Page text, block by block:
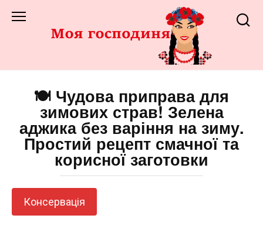
до
🍽️ Чудова приправа для
зимових страв! Зелена
аджика без варіння на зиму.
Простий рецепт смачної та
корисної заготовки
Консервація